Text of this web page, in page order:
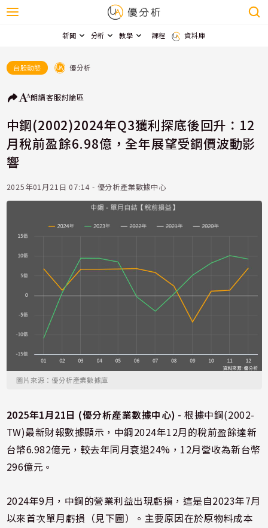
新聞 分析 教學 課程 資料庫
台股動態 優分析
朗讀客服討論區
中鋼(2002)2024年Q3獲利探底後回升：12
月稅前盈餘6.98億，全年展望受鋼價波動影
響
2025年01月21日 07:14 - 優分析產業數據中心
圖片來源：優分析產業數據庫
2025年1月21日 (優分析產業數據中心) -根據中鋼(2002-
TW)最新財報數據顯示，中鋼2024年12月的稅前盈餘達新
台幣6.982億元，較去年同月衰退24%，12月營收為新台幣
296億元。
2024年9月，中鋼的營業利益出現虧損，這是自2023年7月
以來首次單月虧損（見下圖）。主要原因在於原物料成本